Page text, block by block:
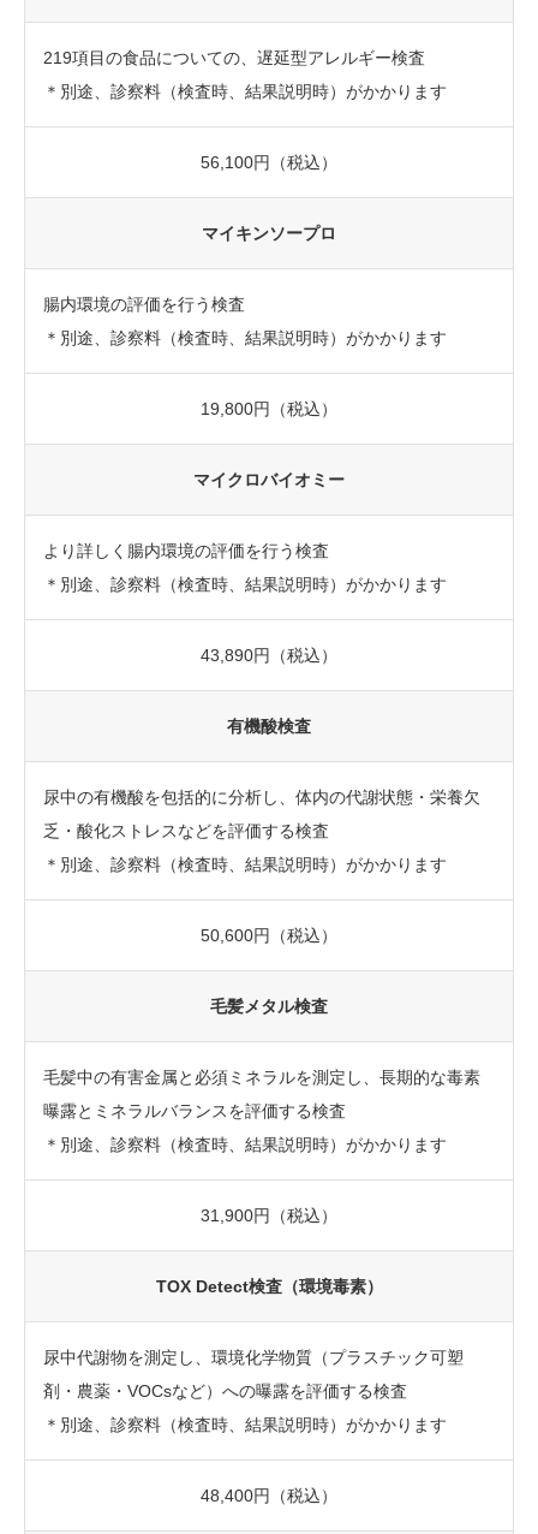
219項目の食品についての、遅延型アレルギー検査
＊別途、診察料（検査時、結果説明時）がかかります
56,100円（税込）
マイキンソープロ
腸内環境の評価を行う検査
＊別途、診察料（検査時、結果説明時）がかかります
19,800円（税込）
マイクロバイオミー
より詳しく腸内環境の評価を行う検査
＊別途、診察料（検査時、結果説明時）がかかります
43,890円（税込）
有機酸検査
尿中の有機酸を包括的に分析し、体内の代謝状態・栄養欠
乏・酸化ストレスなどを評価する検査
＊別途、診察料（検査時、結果説明時）がかかります
50,600円（税込）
毛髪メタル検査
毛髪中の有害金属と必須ミネラルを測定し、長期的な毒素
曝露とミネラルバランスを評価する検査
＊別途、診察料（検査時、結果説明時）がかかります
31,900円（税込）
TOX Detect検査（環境毒素）
尿中代謝物を測定し、環境化学物質（プラスチック可塑
剤・農薬・VOCsなど）への曝露を評価する検査
＊別途、診察料（検査時、結果説明時）がかかります
48,400円（税込）